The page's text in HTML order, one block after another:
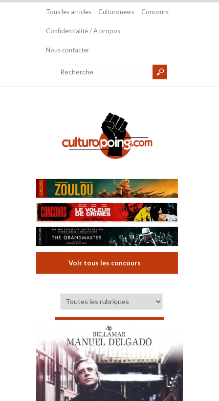
Tous les articles Culturonews Concours
Confidentialité / A propos
Nous contacter
Voir tous les concours